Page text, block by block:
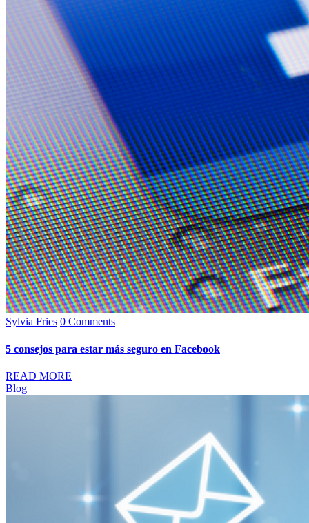
Sylvia Fries 0 Comments
5 consejos para estar más seguro en Facebook
READ MORE
Blog